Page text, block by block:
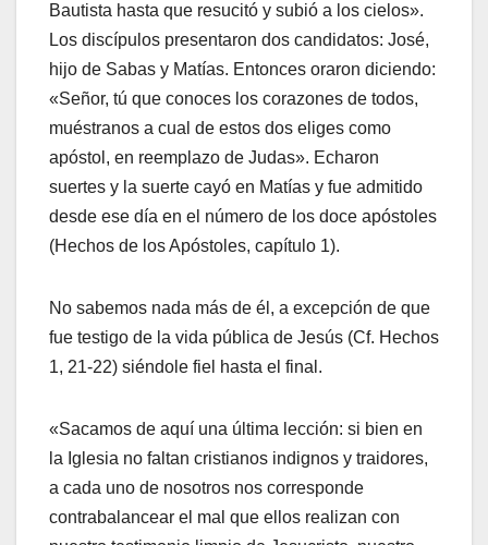
Bautista hasta que resucitó y subió a los cielos».
Los discípulos presentaron dos candidatos: José,
hijo de Sabas y Matías. Entonces oraron diciendo:
«Señor, tú que conoces los corazones de todos,
muéstranos a cual de estos dos eliges como
apóstol, en reemplazo de Judas». Echaron
suertes y la suerte cayó en Matías y fue admitido
desde ese día en el número de los doce apóstoles
(Hechos de los Apóstoles, capítulo 1).
No sabemos nada más de él, a excepción de que
fue testigo de la vida pública de Jesús (Cf. Hechos
1, 21-22) siéndole fiel hasta el final.
«Sacamos de aquí una última lección: si bien en
la Iglesia no faltan cristianos indignos y traidores,
a cada uno de nosotros nos corresponde
contrabalancear el mal que ellos realizan con